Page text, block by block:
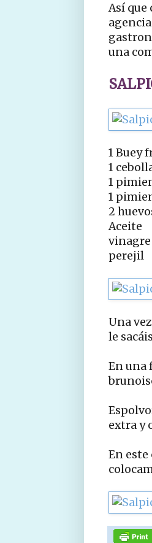
Así que
una
1 Buey
1
1
1
2
Aceite
vinagre
perejil
Una
le
En una
extra y
En este